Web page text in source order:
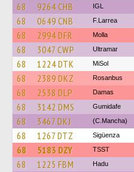
68 9264 CHB IGL
68 0649 CNB F.Larrea
68 2994 DFR Molla
68 3047 CWP Ultramar
68 1224 DTK MiSol
68 2389 DKZ Rosanbus
68 2538 DLP Damas
68 3142 DMS Gumidafe
68 3467 DKJ (C.Mancha)
68 1267 DTZ Sigüenza
68 5183 DZY TSST
68 1225 FBM Hadu